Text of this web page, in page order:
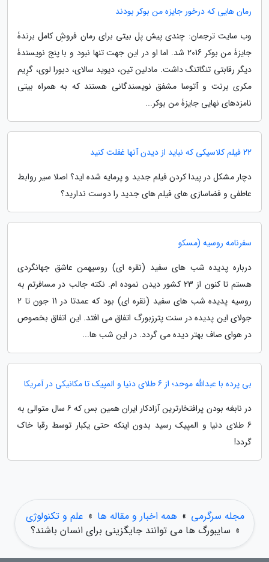
رمان هایی که درخور جایزه من بوکر بودند
وب سایت ترجمان: چندی پیش پل بیتی برای رمان فروشِ کامل برندۀ
جایزۀ من بوکر 2016 شد. اما او در این جهت تنها نبود و با پنج نویسندۀ
دیگر رقابتی تنگاتنگ داشت. مادلین تین، دیوید سالای، دبورا لوی، گرِیم
مکری برنت و آتوسا مشفق نویسندگانی هستند که به همراه بیتی
نامزدهای نهایی جایزۀ من بوکر...
22 فیلم کلاسیکی که نباید از دیدن آنها غفلت کنید
دچار مشکل در پیدا کردن فیلم جدید و پرمایه شده اید؟ اصلا سیر روابط
عاطفی و فضاسازی های فیلم های جدید را دوست ندارید؟
سفرنامه روسیه (مسکو
درباره پدیده شب های سفید (نقره ای) روسیهمن عاشق جهانگردی
هستم تا کنون از 23 کشور دیدن نموده ام. نکته جالب در مسافرتم به
روسیه پدیده شب های سفید (نقره ای) بود که عمدتا در 11 جون تا 2
جولای این پدیده در سنت پترزبورگ اتفاق می افتد. این اتفاق بخصوص
در هوای صاف بهتر دیده می گردد. در این شب ها...
بی پرده با عبدالله موحد؛ از 6 طلای دنیا و المپیک تا مکانیکی در آمریکا
در نابغه بودن پرافتخارترین آزادکار ایران همین بس که 6 سال متوالی به
6 طلای دنیا و المپیک رسید بدون اینکه حتی یکبار توسط رقبا خاک
گردد!
مجله سرگرمی » همه اخبار و مقاله ها » علم و تکنولوژی
» سایبورگ ها می توانند جایگزینی برای انسان باشند؟